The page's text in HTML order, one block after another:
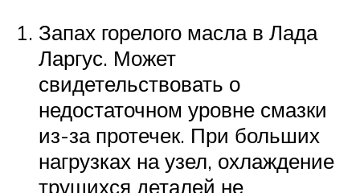
Запах горелого масла в Лада
Ларгус. Может
свидетельствовать о
недостаточном уровне смазки
из-за протечек. При больших
нагрузках на узел, охлаждение
трущихся деталей не